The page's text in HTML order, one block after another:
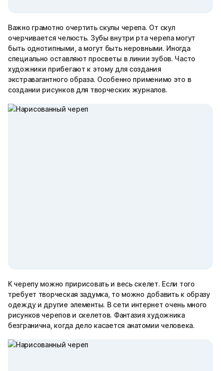
Важно грамотно очертить скулы черепа. От скул
очерчивается челюсть. Зубы внутри рта черепа могут
быть однотипными, а могут быть неровными. Иногда
специально оставляют просветы в линии зубов. Часто
художники прибегают к этому для создания
экстравагантного образа. Особенно применимо это в
создании рисунков для творческих журналов.
К черепу можно пририсовать и весь скелет. Если того
требует творческая задумка, то можно добавить к образу
одежду и другие элементы. В сети интернет очень много
рисунков черепов и скелетов. Фантазия художника
безгранична, когда дело касается анатомии человека.